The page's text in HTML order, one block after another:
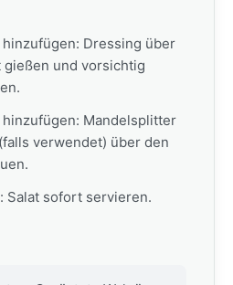
Dressing über
gießen und vorsichtig
Mandelsplitter
verwendet) über den
Salat sofort servieren.